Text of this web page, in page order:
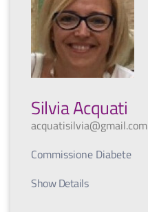
Silvia Acquati
acquatisilvia@gmail.com
Commissione Diabete
Show Details